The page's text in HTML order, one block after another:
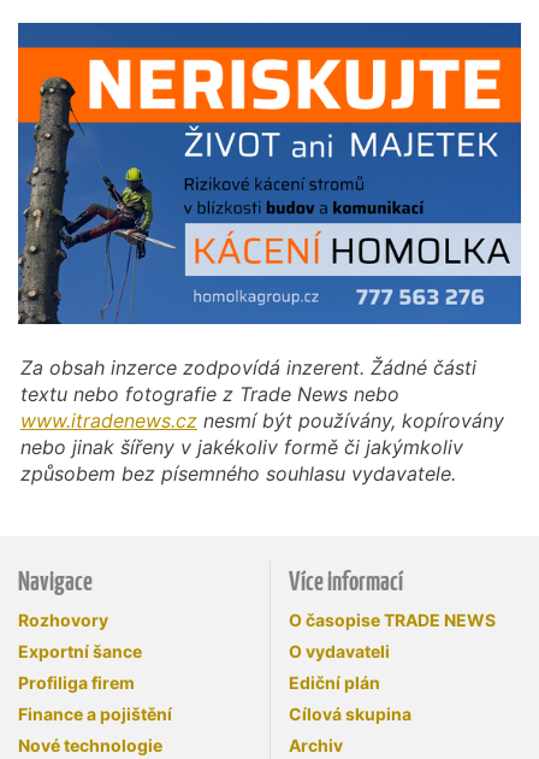
Za obsah inzerce zodpovídá inzerent. Žádné části
textu nebo fotografie z Trade News nebo
www.itradenews.cz nesmí být používány, kopírovány
nebo jinak šířeny v jakékoliv formě či jakýmkoliv
způsobem bez písemného souhlasu vydavatele.
Navigace
Rozhovory
Exportní šance
Profiliga firem
Finance a pojištění
Nové technologie
Více informací
O časopise TRADE NEWS
O vydavateli
Ediční plán
Cílová skupina
Archiv